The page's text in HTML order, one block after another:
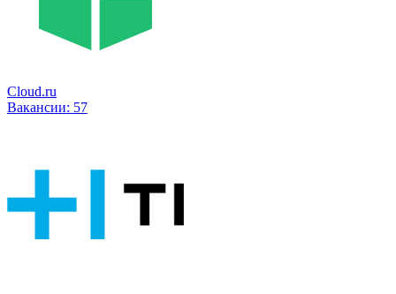
Cloud.ru
Вакансии: 57